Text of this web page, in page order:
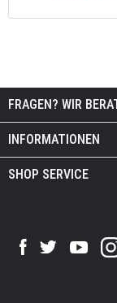
FRAGEN? WIR
INFORMATIONEN
SHOP SERVICE